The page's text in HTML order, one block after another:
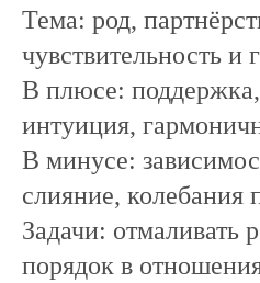
Тема: род,
чувствительность и
В плюсе:
интуиция,
В минусе:
слияние, колебания
Задачи: отмаливать
порядок в